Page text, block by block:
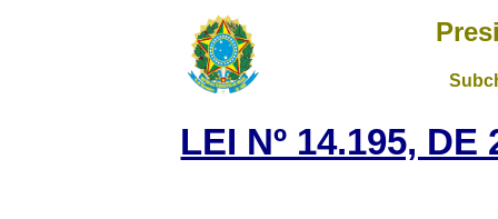
LEI Nº 14.195, DE